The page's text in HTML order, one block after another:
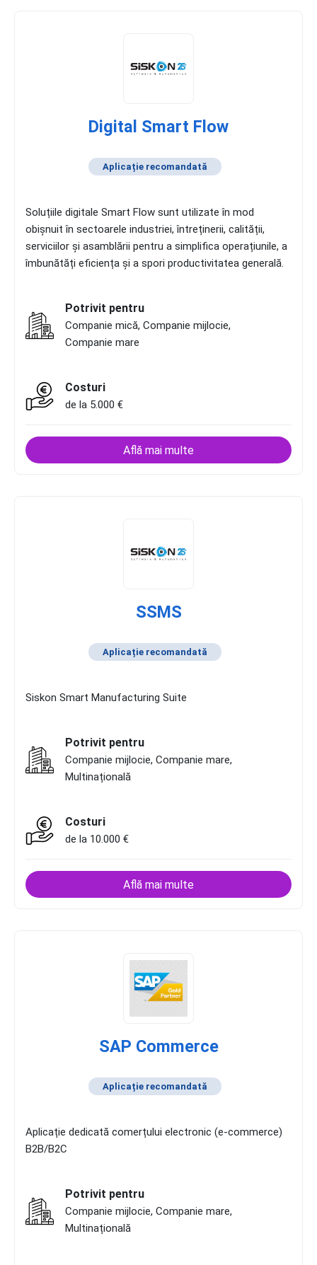
Digital Smart Flow
Aplicație recomandată
Soluțiile digitale Smart Flow sunt utilizate în mod
obișnuit în sectoarele industriei, întreținerii, calității,
serviciilor și asamblării pentru a simplifica operațiunile, a
îmbunătăți eficiența și a spori productivitatea generală.
Potrivit pentru
Companie mică, Companie mijlocie,
Companie mare
Costuri
de la 5.000 €
Află mai multe
SSMS
Aplicație recomandată
Siskon Smart Manufacturing Suite
Potrivit pentru
Companie mijlocie, Companie mare,
Multinațională
Costuri
de la 10.000 €
Află mai multe
SAP Commerce
Aplicație recomandată
Aplicație dedicată comerțului electronic (e-commerce)
B2B/B2C
Potrivit pentru
Companie mijlocie, Companie mare,
Multinațională